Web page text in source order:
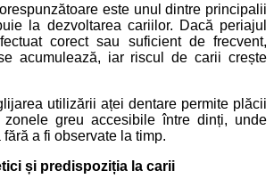
este unul dintre principalii
la dezvoltarea cariilor. Dacă periajul
corect sau suficient de frecvent,
acumulează, iar riscul de carii crește
utilizării aței dentare permite plăcii
greu accesibile între dinți, unde
a fi observate la timp.
și predispoziția la carii